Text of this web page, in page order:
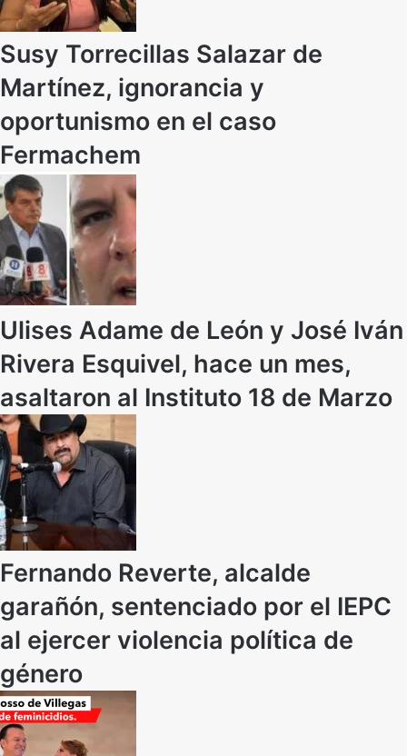
Susy Torrecillas Salazar de
Martínez, ignorancia y
oportunismo en el caso
Fermachem
Ulises Adame de León y José Iván
Rivera Esquivel, hace un mes,
asaltaron al Instituto 18 de Marzo
Fernando Reverte, alcalde
garañón, sentenciado por el IEPC
al ejercer violencia política de
género